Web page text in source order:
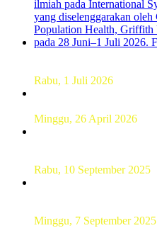
Rabu, 1 Juli 2026
Minggu, 26 April 2026
Rabu, 10 September 2025
Minggu, 7 September 2025